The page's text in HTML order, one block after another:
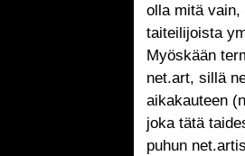
olla mitä
taiteilijoista
Myöskään
net.art, sillä
aikakauteen
joka tätä
puhun